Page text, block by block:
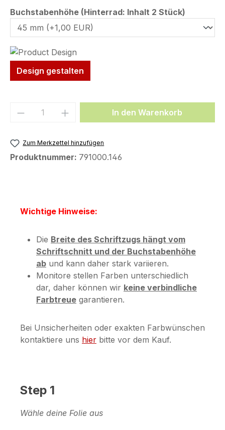
Buchstabenhöhe (Hinterrad: Inhalt 2 Stück)
Design gestalten
Produkt Anzahl: Gib denIn den Warenkorb
Zum Merkzettel hinzufügen
Produktnummer: 791000.146
Wichtige Hinweise:
Die Breite des Schriftzugs hängt vom
Schriftschnitt und der Buchstabenhöhe
ab und kann daher stark variieren.
Monitore stellen Farben unterschiedlich
dar, daher können wir keine verbindliche
Farbtreue garantieren.
Bei Unsicherheiten oder exakten Farbwünschen
kontaktiere uns hier bitte vor dem Kauf.
Step 1
Wähle deine Folie aus